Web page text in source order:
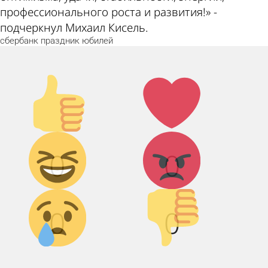
профессионального роста и развития!» -
подчеркнул Михаил Кисель.
сбербанк праздник юбилей
Палец
вверх!
0
Лайк!
0
Дикий
смех!
0
Агрессия!
0
Грусть :(
Палец
вниз!